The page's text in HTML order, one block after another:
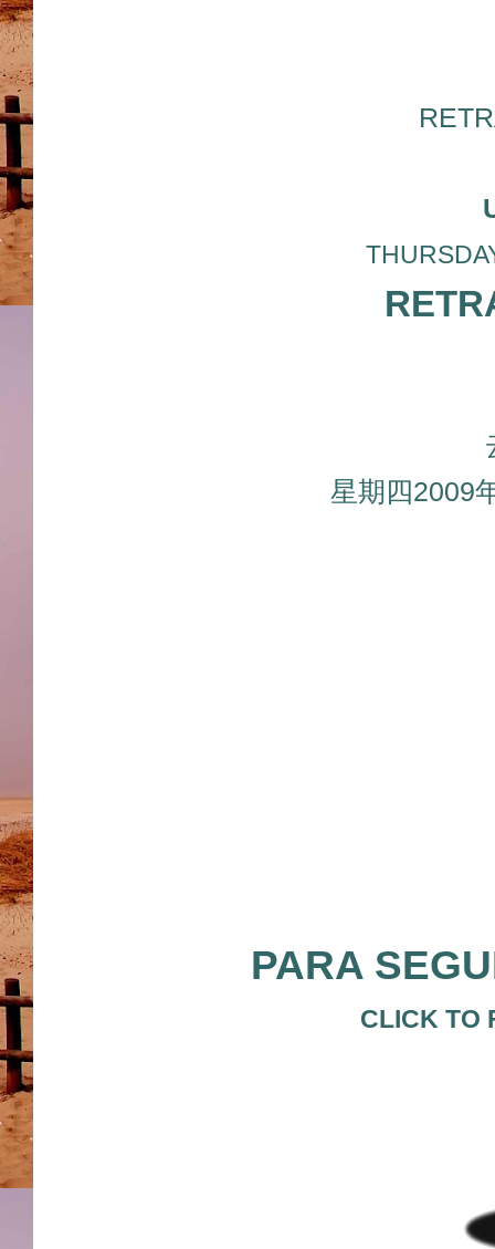
星期四2009
PARA
CLICK TO